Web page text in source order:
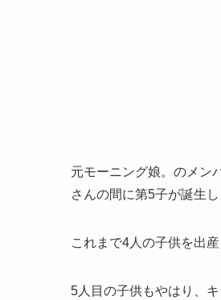
元モーニング娘。のメン
さんの間に第5子が誕生し
これまで4人の子供を出
5人目の子供もやはり、